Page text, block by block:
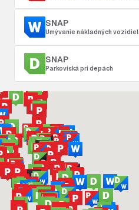
SNAP
Umývanie nákladných vozidiel
SNAP
Parkoviská pri depách